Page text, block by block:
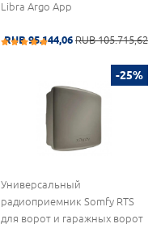
Libra Argo App
RUB 95.144,06 RUB 105.715,62
-25%
Универсальный
радиоприемник Somfy RTS
для ворот и гаражных ворот